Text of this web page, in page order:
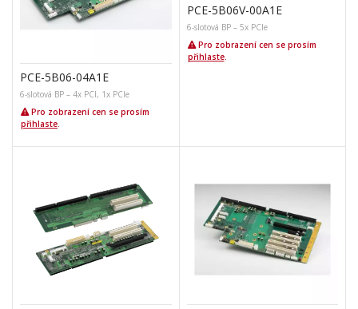
PCE-5B06-04A1E
6-slotová BP – 4x PCI, 1x PCIe
Pro zobrazení cen se prosím
přihlaste
PCE-5B06V-00A1E
6-slotová BP – 5x PCIe
Pro zobrazení cen se prosím
přihlaste.